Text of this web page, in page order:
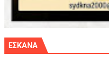
ΕΣΚΑΝΑ